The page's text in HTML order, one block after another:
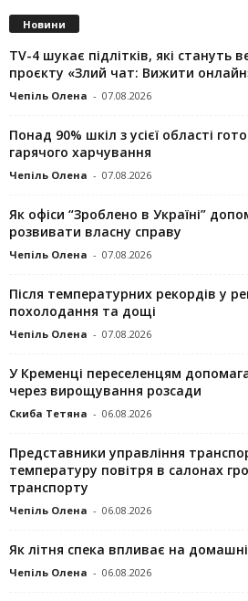
Новини
TV-4 шукає підлітків, які стануть
проєкту «Злий чат: Вижити
Чепіль Олена - 07.08.2026
Понад 90% шкіл з усієї області
гарячого харчування
Чепіль Олена - 07.08.2026
Як офіси “Зроблено в Україні”
розвивати власну справу
Чепіль Олена - 07.08.2026
Після температурних рекордів у
похолодання та дощі
Чепіль Олена - 07.08.2026
У Кременці переселенцям
через вирощування розсади
Скиба Тетяна - 06.08.2026
Представники управління
температуру повітря в салонах
транспорту
Чепіль Олена - 06.08.2026
Як літня спека впливає на
Чепіль Олена - 06.08.2026